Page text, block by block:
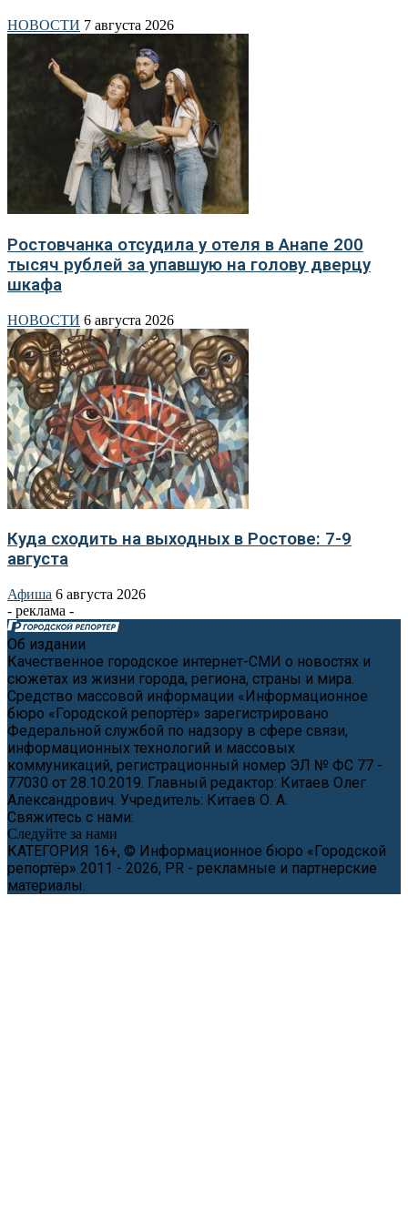
НОВОСТИ 7 августа 2026
Ростовчанка отсудила у отеля в Анапе 200
тысяч рублей за упавшую на голову дверцу
шкафа
НОВОСТИ 6 августа 2026
Куда сходить на выходных в Ростове: 7-9
августа
Афиша 6 августа 2026
- реклама -
Об издании
Качественное городское интернет-СМИ о новостях и
сюжетах из жизни города, региона, страны и мира.
Средство массовой информации «Информационное
бюро «Городской репортёр» зарегистрировано
Федеральной службой по надзору в сфере связи,
информационных технологий и массовых
коммуникаций, регистрационный номер ЭЛ № ФС 77 -
77030 от 28.10.2019. Главный редактор: Китаев Олег
Александрович. Учредитель: Китаев О. А.
Свяжитесь с нами:
Следуйте за нами
КАТЕГОРИЯ 16+, © Информационное бюро «Городской
репортёр» 2011 - 2026, PR - рекламные и партнерские
материалы.